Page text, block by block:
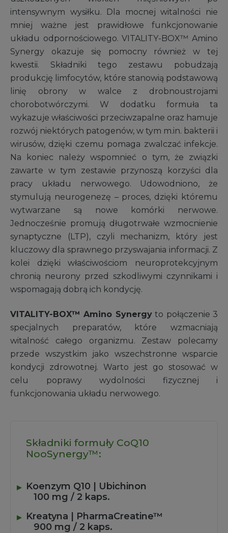
intensywnym wysiłku. Dla mocnej witalności nie
mniej ważne jest prawidłowe funkcjonowanie
układu odpornościowego. VITALITY-BOX™ Amino
Synergy okazuje się pomocny również w tej
kwestii. Składniki tego zestawu pobudzają
produkcję limfocytów, które stanowią podstawową
linię obrony w walce z drobnoustrojami
chorobotwórczymi. W dodatku formuła ta
wykazuje właściwości przeciwzapalne oraz hamuje
rozwój niektórych patogenów, w tym m.in. bakterii i
wirusów, dzięki czemu pomaga zwalczać infekcje.
Na koniec należy wspomnieć o tym, że związki
zawarte w tym zestawie przynoszą korzyści dla
pracy układu nerwowego. Udowodniono, że
stymulują neurogenezę – proces, dzięki któremu
wytwarzane są nowe komórki nerwowe.
Jednocześnie promują długotrwałe wzmocnienie
synaptyczne (LTP), czyli mechanizm, który jest
kluczowy dla sprawnego przyswajania informacji. Z
kolei dzięki właściwościom neuroprotekcyjnym
chronią neurony przed szkodliwymi czynnikami i
wspomagają dobrą ich kondycję.
VITALITY-BOX™ Amino Synergyto połączenie 3
specjalnych preparatów, które wzmacniają
witalność całego organizmu. Zestaw polecamy
przede wszystkim jako wszechstronne wsparcie
kondycji zdrowotnej. Warto jest go stosować w
celu poprawy wydolności fizycznej i
funkcjonowania układu nerwowego.
Składniki formuły CoQ10
NooSynergy™:
Koenzym Q10 | Ubichinon
100 mg / 2 kaps.
Kreatyna | PharmaCreatine™
900 mg / 2 kaps.